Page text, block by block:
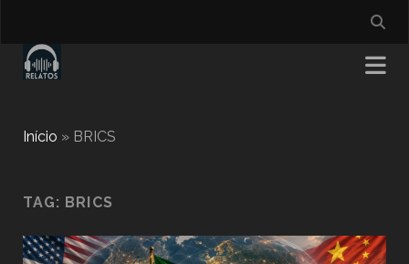
Início » BRICS
TAG: BRICS